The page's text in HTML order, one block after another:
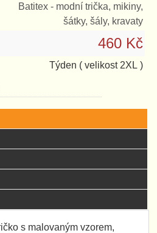
Batitex - modní trička, mikiny,
šátky, šály, kravaty
460 Kč
Týden ( velikost 2XL )
s malovaným vzorem,